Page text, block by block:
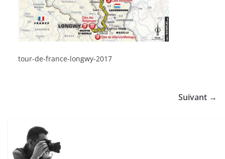
tour-de-france-longwy-2017
Suivant →